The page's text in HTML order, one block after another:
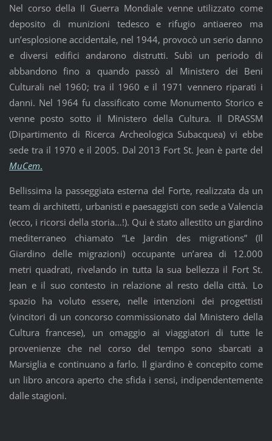
Nel corso della II Guerra Mondiale venne utilizzato come
deposito di munizioni tedesco e rifugio antiaereo ma
un’esplosione accidentale, nel 1944, provocò un serio danno
e diversi edifici andarono distrutti. Subì un periodo di
abbandono fino a quando passò al Ministero dei Beni
Culturali nel 1960; tra il 1960 e il 1971 vennero riparati i
danni. Nel 1964 fu classificato come Monumento Storico e
venne posto sotto il Ministero della Cultura. Il DRASSM
(Dipartimento di Ricerca Archeologica Subacquea) vi ebbe
sede tra il 1970 e il 2005. Dal 2013 Fort St. Jean è parte del
MuCem.
Bellissima la passeggiata esterna del Forte, realizzata da un
team di architetti, urbanisti e paesaggisti con sede a Valencia
(ecco, i ricorsi della storia…!). Qui è stato allestito un giardino
mediterraneo chiamato “Le Jardin des migrations” (Il
Giardino delle migrazioni) occupante un’area di 12.000
metri quadrati, rivelando in tutta la sua bellezza il Fort St.
Jean e il suo contesto in relazione al resto della città. Lo
spazio ha voluto essere, nelle intenzioni dei progettisti
(vincitori di un concorso commissionato dal Ministero della
Cultura francese), un omaggio ai viaggiatori di tutte le
provenienze che nel corso del tempo sono sbarcati a
Marsiglia e continuano a farlo. Il giardino è concepito come
un libro ancora aperto che sfida i sensi, indipendentemente
dalle stagioni.